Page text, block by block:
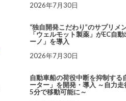
2026年7月30日
“独自開発こだわり”のサプリメ
「ウェルモット製薬」がEC自
ーノ」を導入
2026年7月30日
自動車船の荷役中断を抑制する
ーター」を開発・導入 ～自力
5分で移動可能に～